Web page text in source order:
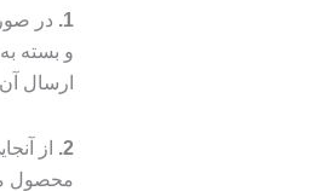
1. در
و بسته
ارسال
2.
از
محصول